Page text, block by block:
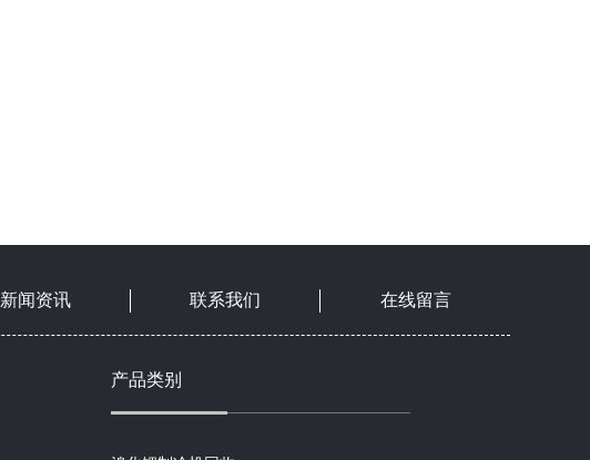
新闻资讯 联系我们 在线留言
产品类别